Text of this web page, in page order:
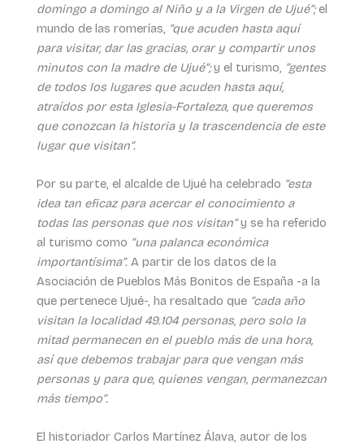
domingo a domingo al Niño y a la Virgen de Ujué”;el
mundo de las romerías, “que acuden hasta aquí
para visitar, dar las gracias, orar y compartir unos
minutos con la madre de Ujué”;y el turismo, “gentes
de todos los lugares que acuden hasta aquí,
atraídos por esta Iglesia-Fortaleza, que queremos
que conozcan la historia y la trascendencia de este
lugar que visitan”.
Por su parte, el alcalde de Ujué ha celebrado “esta
idea tan eficaz para acercar el conocimiento a
todas las personas que nos visitan”y se ha referido
al turismo como “una palanca económica
importantísima”.A partir de los datos de la
Asociación de Pueblos Más Bonitos de España -a la
que pertenece Ujué-, ha resaltado que “cada año
visitan la localidad 49.104 personas, pero solo la
mitad permanecen en el pueblo más de una hora,
así que debemos trabajar para que vengan más
personas y para que, quienes vengan, permanezcan
más tiempo”.
El historiador Carlos Martínez Álava, autor de los